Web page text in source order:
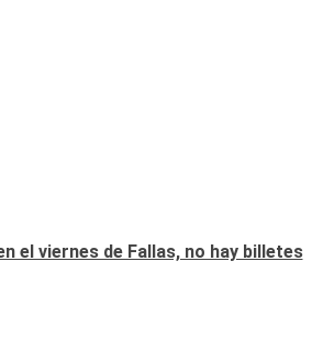
el viernes de Fallas, no hay billetes